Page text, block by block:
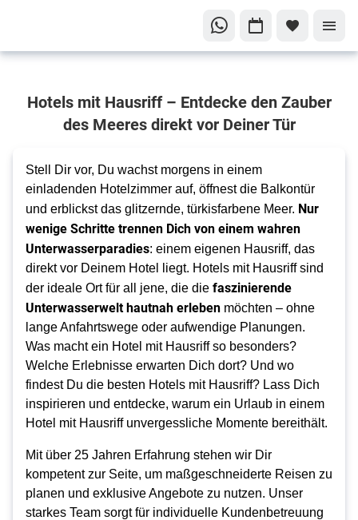
Schönheit der
Unterwasserwelt
faszinierenden
Hausriffen
entdecken
Hotels mit Hausriff – Entdecke den Zauber
des Meeres direkt vor Deiner Tür
Stell Dir vor, Du wachst morgens in einem
einladenden Hotelzimmer auf, öffnest die Balkontür
und erblickst das glitzernde, türkisfarbene Meer. Nur
wenige Schritte trennen Dich von einem wahren
Unterwasserparadies: einem eigenen Hausriff, das
direkt vor Deinem Hotel liegt. Hotels mit Hausriff sind
der ideale Ort für all jene, die die faszinierende
Unterwasserwelt hautnah erleben möchten – ohne
lange Anfahrtswege oder aufwendige Planungen.
Was macht ein Hotel mit Hausriff so besonders?
Welche Erlebnisse erwarten Dich dort? Und wo
findest Du die besten Hotels mit Hausriff? Lass Dich
inspirieren und entdecke, warum ein Urlaub in einem
Hotel mit Hausriff unvergessliche Momente bereithält.
Mit über 25 Jahren Erfahrung stehen wir Dir
kompetent zur Seite, um maßgeschneiderte Reisen zu
planen und exklusive Angebote zu nutzen. Unser
starkes Team sorgt für individuelle Kundenbetreuung